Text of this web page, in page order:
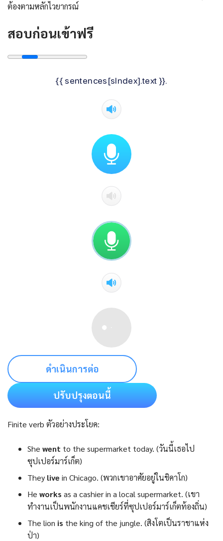
ต้องตามหลักไวยากรณ์
สอบก่อนเข้าฟรี
{{ sentences[sIndex].text }}.
ดำเนินการต่อ
ปรับปรุงตอนนี้
Finite verb ตัวอย่างประโยค:
She went to the supermarket today. (วันนี้เธอไป
ซุปเปอร์มาร์เก็ต)
They live in Chicago. (พวกเขาอาศัยอยู่ในชิคาโก)
He works as a cashier in a local supermarket. (เขา
ทำงานเป็นพนักงานแคชเชียร์ที่ซุปเปอร์มาร์เก็ตท้องถิ่น)
The lion is the king of the jungle. (สิงโตเป็นราชาแห่ง
ป่า)